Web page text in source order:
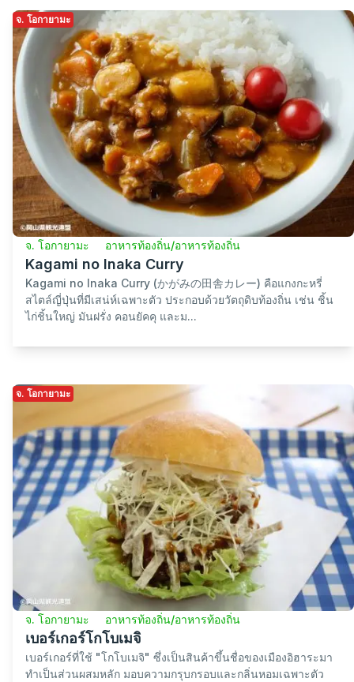
จ. โอกายามะ
จ. โอกายามะ อาหารท้องถิ่น/อาหารท้องถิ่น
Kagami no Inaka Curry
Kagami no Inaka Curry (かがみの田舎カレー) คือแกงกะหรี่
สไตล์ญี่ปุ่นที่มีเสน่ห์เฉพาะตัว ประกอบด้วยวัตถุดิบท้องถิ่น เช่น ชิ้น
ไก่ชิ้นใหญ่ มันฝรั่ง คอนยัคคุ และม...
จ. โอกายามะ
จ. โอกายามะ อาหารท้องถิ่น/อาหารท้องถิ่น
เบอร์เกอร์โกโบเมจิ
เบอร์เกอร์ที่ใช้ "โกโบเมจิ" ซึ่งเป็นสินค้าขึ้นชื่อของเมืองอิฮาระมา
ทำเป็นส่วนผสมหลัก มอบความกรุบกรอบและกลิ่นหอมเฉพาะตัว